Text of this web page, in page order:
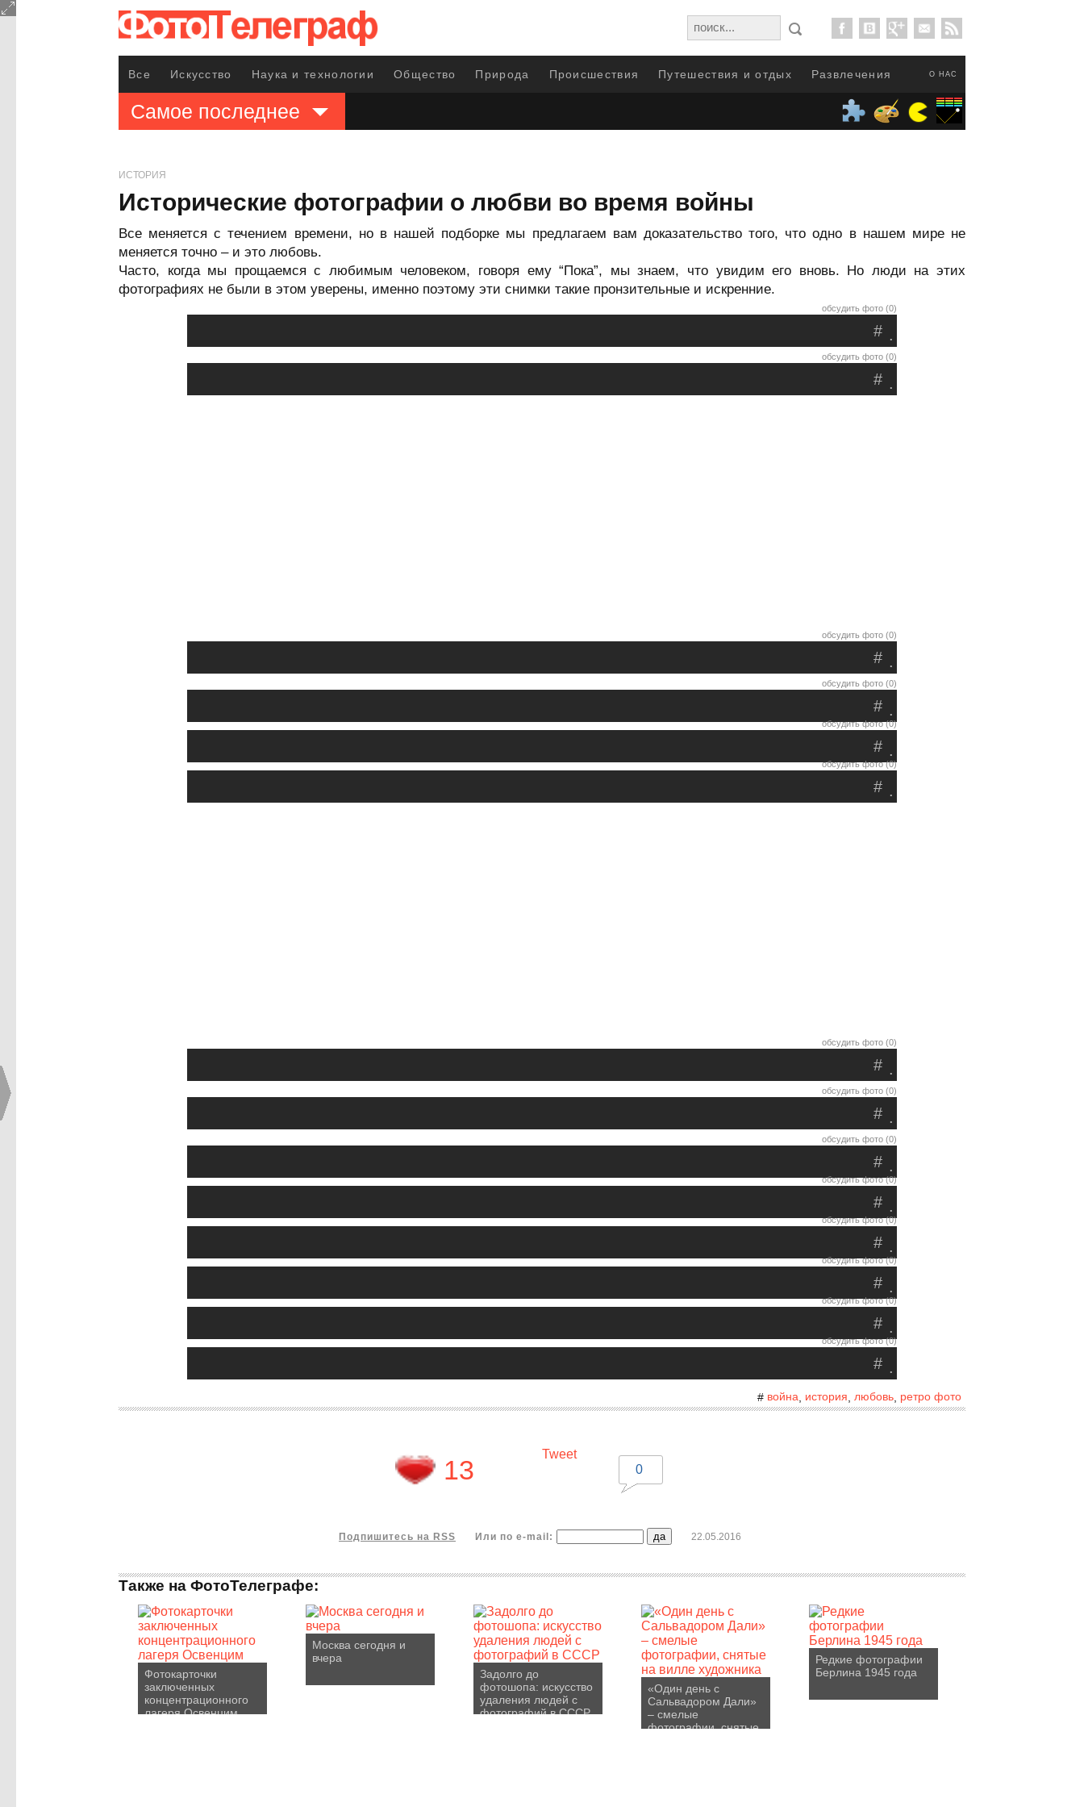
О НАС
Все Искусство Наука и технологии Общество Природа Происшествия Путешествия и отдых Развлечения
Самое последнее
ИСТОРИЯ
Исторические фотографии о любви во время войны
Все меняется с течением времени, но в нашей подборке мы предлагаем вам доказательство того, что одно в нашем мире не
меняется точно – и это любовь.
Часто, когда мы прощаемся с любимым человеком, говоря ему “Пока”, мы знаем, что увидим его вновь. Но люди на этих
фотографиях не были в этом уверены, именно поэтому эти снимки такие пронзительные и искренние.
обсудить фото (0)
.
#
обсудить фото (0)
.
#
обсудить фото (0)
.
#
обсудить фото (0)
.
#
обсудить фото (0)
.
#
обсудить фото (0)
.
#
обсудить фото (0)
.
#
обсудить фото (0)
.
#
обсудить фото (0)
.
#
обсудить фото (0)
.
#
обсудить фото (0)
.
#
обсудить фото (0)
.
#
обсудить фото (0)
.
#
обсудить фото (0)
.
#
# война история любовь ретро фото
13
Tweet
0
Подпишитесь на RSS Или по e-mail: 22.05.2016
Также на ФотоТелеграфе:
Фотокарточки
заключенных
концентрационного
лагеря Освенцим
Москва сегодня и
вчера
Задолго до
фотошопа: искусство
удаления людей с
фотографий в СССР
«Один день с
Сальвадором Дали»
– смелые
фотографии, снятые
Редкие фотографии
Берлина 1945 года